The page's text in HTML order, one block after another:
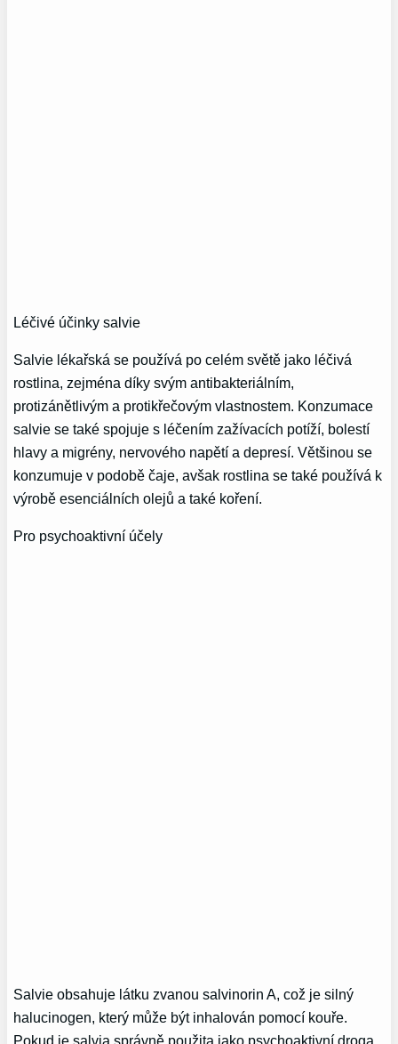
Léčivé účinky salvie
Salvie lékařská se používá po celém světě jako léčivá
rostlina, zejména díky svým antibakteriálním,
protizánětlivým a protikřečovým vlastnostem. Konzumace
salvie se také spojuje s léčením zažívacích potíží, bolestí
hlavy a migrény, nervového napětí a depresí. Většinou se
konzumuje v podobě čaje, avšak rostlina se také používá k
výrobě esenciálních olejů a také koření.
Pro psychoaktivní účely
Salvie obsahuje látku zvanou salvinorin A, což je silný
halucinogen, který může být inhalován pomocí kouře.
Pokud je salvia správně použita jako psychoaktivní droga,